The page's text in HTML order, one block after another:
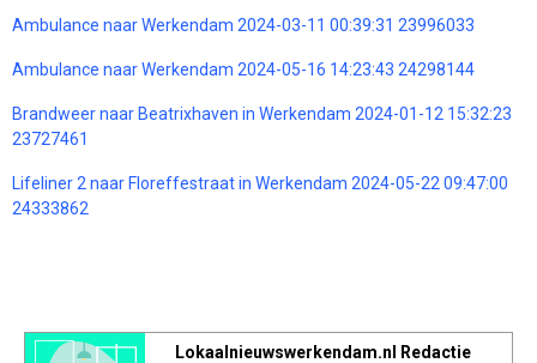
Ambulance naar Werkendam 2024-03-11 00:39:31 23996033
Ambulance naar Werkendam 2024-05-16 14:23:43 24298144
Brandweer naar Beatrixhaven in Werkendam 2024-01-12 15:32:23
23727461
Lifeliner 2 naar Floreffestraat in Werkendam 2024-05-22 09:47:00
24333862
Lokaalnieuwswerkendam.nl Redactie